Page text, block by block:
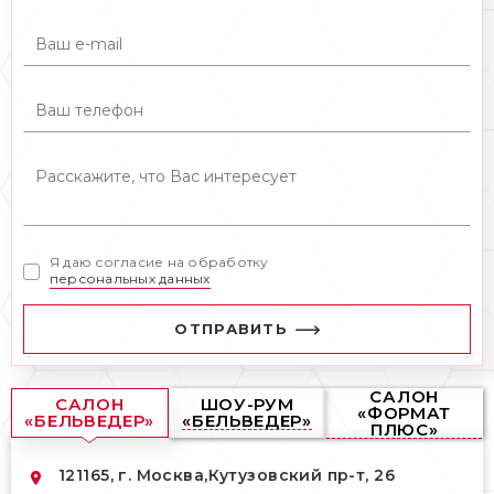
устойчивость к нагрузкам.
нашем магазине «Бельведер» по выгодной
цене. Позвоните нашему менеджеру – он
интересующим вас вопросам.
Я даю согласие на обработку
персональных данных
ОТПРАВИТЬ
САЛОН
«БЕЛЬВЕДЕР»
ШОУ-РУМ
«БЕЛЬВЕДЕР»
САЛОН
«ФОРМАТ
ПЛЮС»
121165, г. Москва,Кутузовский пр-т, 26